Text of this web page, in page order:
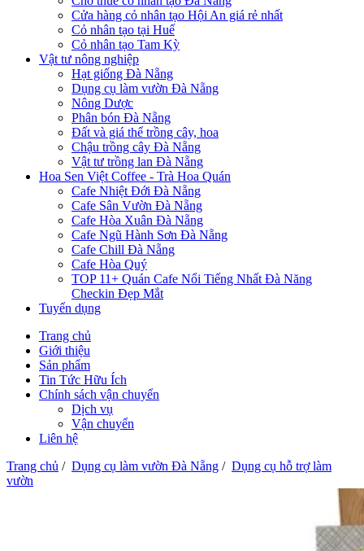
Cửa hàng cỏ nhân tạo Hội An giá rẻ nhất
Cỏ nhân tạo tại Huế
Cỏ nhân tạo Tam Kỳ
Vật tư nông nghiệp
Hạt giống Đà Nẵng
Dụng cụ làm vườn Đà Nẵng
Nông Dược
Phân bón Đà Nẵng
Đất và giá thể trồng cây, hoa
Chậu trồng cây Đà Nẵng
Vật tư trồng lan Đà Nẵng
Hoa Sen Việt Coffee - Trà Hoa Quán
Cafe Nhiệt Đới Đà Nẵng
Cafe Sân Vườn Đà Nẵng
Cafe Hòa Xuân Đà Nẵng
Cafe Ngũ Hành Sơn Đà Nẵng
Cafe Chill Đà Nẵng
Cafe Hòa Quý
TOP 11+ Quán Cafe Nổi Tiếng Nhất Đà Năng
Checkin Đẹp Mắt
Tuyển dụng
Trang chủ
Giới thiệu
Sản phẩm
Tin Tức Hữu Ích
Chính sách vận chuyển
Dịch vụ
Vận chuyển
Liên hệ
Trang chủ / Dụng cụ làm vườn Đà Nẵng / Dụng cụ hỗ trợ làm
vườn